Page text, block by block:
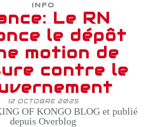
INFO
Le RN
le dépôt
motion de
contre le
12 OCTOBRE 2025
OF KONGO BLOG et publié
depuis Overblog